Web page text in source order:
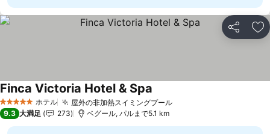
シェア お
5 ホテルのランク
ホテル 屋外の非加熱スイミングプール
Finca Victoria Hotel & Spa
9.3 大満足 273 ベグール, パルまで5.1 km